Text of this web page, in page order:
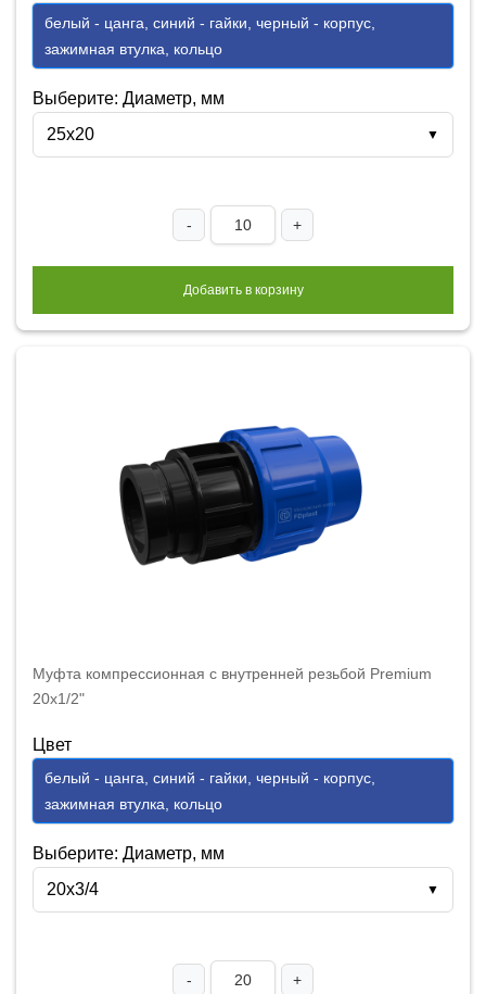
белый - цанга, синий - гайки, черный - корпус,
зажимная втулка, кольцо
Выберите: Диаметр, мм
25х20
▼
- +
Добавить в корзину
Муфта компрессионная с внутренней резьбой Premium
20x1/2"
Цвет
белый - цанга, синий - гайки, черный - корпус,
зажимная втулка, кольцо
Выберите: Диаметр, мм
20x3/4
▼
- +